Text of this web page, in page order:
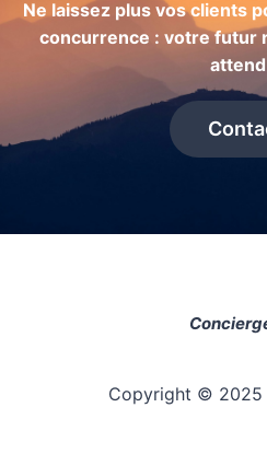
Ne laissez plus vos clients
concurrence : votre futur
Copyright © 2025